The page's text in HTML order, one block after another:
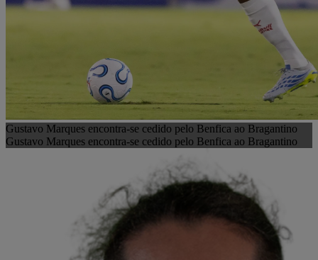
Gustavo Marques encontra-se cedido pelo Benfica ao Bragantino
Gustavo Marques encontra-se cedido pelo Benfica ao Bragantino